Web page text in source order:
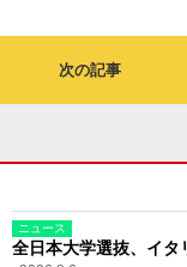
次の記事
ニュース
全日本大学選抜、イタ